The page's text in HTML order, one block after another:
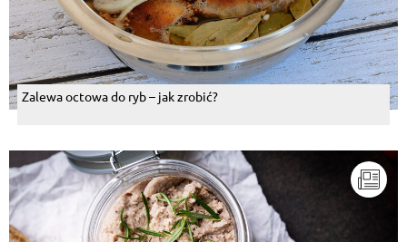
Zalewa octowa do ryb – jak zrobić?